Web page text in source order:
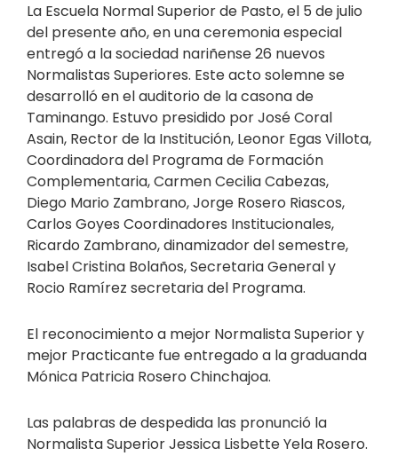
La Escuela Normal Superior de Pasto, el 5 de julio
del presente año, en una ceremonia especial
entregó a la sociedad nariñense 26 nuevos
Normalistas Superiores. Este acto solemne se
desarrolló en el auditorio de la casona de
Taminango. Estuvo presidido por José Coral
Asain, Rector de la Institución, Leonor Egas Villota,
Coordinadora del Programa de Formación
Complementaria, Carmen Cecilia Cabezas,
Diego Mario Zambrano, Jorge Rosero Riascos,
Carlos Goyes Coordinadores Institucionales,
Ricardo Zambrano, dinamizador del semestre,
Isabel Cristina Bolaños, Secretaria General y
Rocio Ramírez secretaria del Programa.
El reconocimiento a mejor Normalista Superior y
mejor Practicante fue entregado a la graduanda
Mónica Patricia Rosero Chinchajoa.
Las palabras de despedida las pronunció la
Normalista Superior Jessica Lisbette Yela Rosero.